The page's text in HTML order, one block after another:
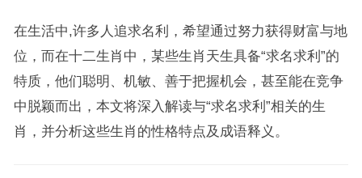
在生活中,许多人追求名利，希望通过努力获得财富与地
位，而在十二生肖中，某些生肖天生具备“求名求利”的
特质，他们聪明、机敏、善于把握机会，甚至能在竞争
中脱颖而出，本文将深入解读与“求名求利”相关的生
肖，并分析这些生肖的性格特点及成语释义。